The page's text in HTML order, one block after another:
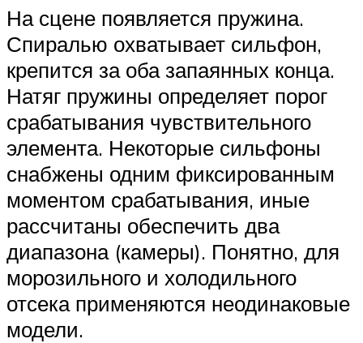
На сцене появляется пружина.
Спиралью охватывает сильфон,
крепится за оба запаянных конца.
Натяг пружины определяет порог
срабатывания чувствительного
элемента. Некоторые сильфоны
снабжены одним фиксированным
моментом срабатывания, иные
рассчитаны обеспечить два
диапазона (камеры). Понятно, для
морозильного и холодильного
отсека применяются неодинаковые
модели.